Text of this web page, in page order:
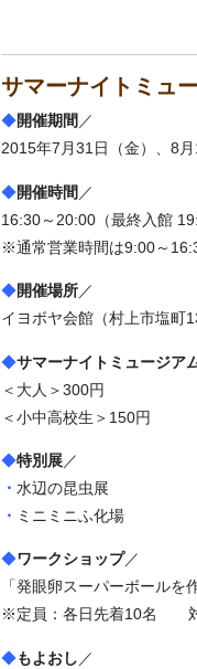
サマーナイトミュ
◆開催期間 ／
2015年7月31日（金）、8月
◆開催時間 ／
16:30～20:00（最終入館
※通常営業時間は9:00～
◆開催場所／
イヨボヤ会館（村上市塩町
◆サマーナイトミュージア
＜大人＞300円
＜小中高校生＞150円
◆特別展／
・ 水辺の昆虫展
・ ミニミニふ化場
◆ワークショップ／
「発眼卵スーパーボールを
※定員：各日先着10名
◆もよおし ／